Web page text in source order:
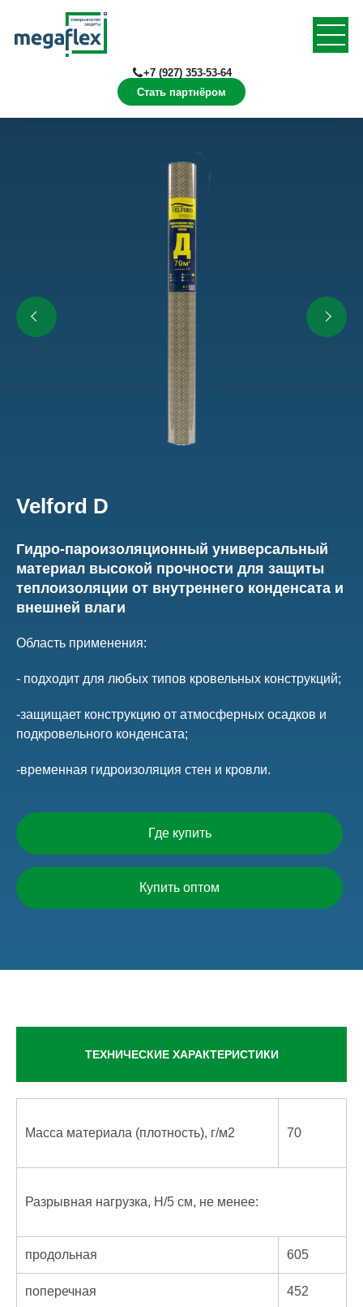
Стать партнёром
+7 (927) 353-53-64
Velford D
Гидро-пароизоляционный универсальный
материал высокой прочности для защиты
теплоизоляции от внутреннего конденсата и
внешней влаги
Область применения:
- подходит для любых типов кровельных конструкций;
-защищает конструкцию от атмосферных осадков и
подкровельного конденсата;
-временная гидроизоляция стен и кровли.
Где купить
Купить оптом
ТЕХНИЧЕСКИЕ ХАРАКТЕРИСТИКИ
Масса материала (плотность), г/м2 70
Разрывная нагрузка, Н/5 см, не менее:
продольная 605
поперечная 452